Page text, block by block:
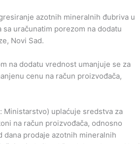
azotnih mineralnih đubriva u
uračunatim porezom na dodatu
Novi Sad.
na dodatu vrednost umanjuje se za
cenu na račun proizvođača,
uplaćuje sredstva za
na račun proizvođača, odnosno
dana prodaje azotnih mineralnih